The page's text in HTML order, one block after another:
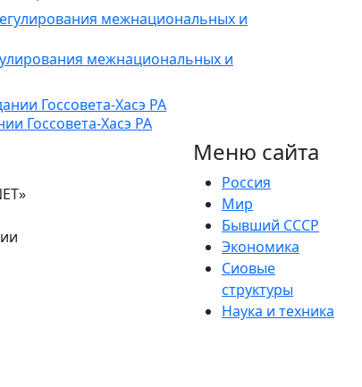
межнациональных и
Госсовета-Хасэ РА
Меню сайта
Россия
Мир
Бывший СССР
Экономика
Сиовые
структуры
Наука и техника